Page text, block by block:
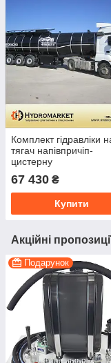
Комплект гідравліки
тягач напівпричіп-
цистерну
67 430 ₴
Купити
Акційні
Подарунок